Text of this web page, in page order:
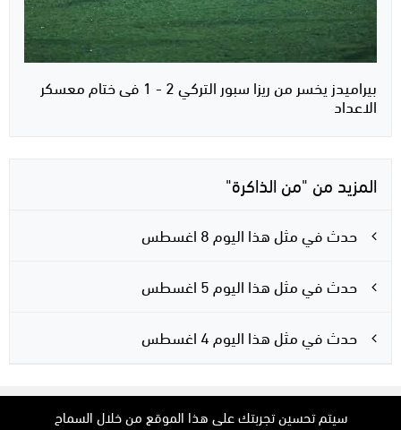
بيراميدز يخسر من ريزا سبور التركي 2 - 1 فى ختام معسكر
الاعداد
المزيد من "من الذاكرة"
حدث في مثل هذا اليوم 8 اغسطس
حدث في مثل هذا اليوم 5 اغسطس
حدث في مثل هذا اليوم 4 اغسطس
وكالة خبر الفلسطينية للصحافة © 2026
سيتم تحسين تجربتك على هذا الموقع من خلال السماح